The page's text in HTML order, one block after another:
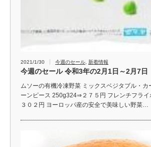
2021/1/30 今週のセール, 新着情報
今週のセール 令和3年の2月1日～2月7日
ムソーの有機冷凍野菜 ミックスベジタブル・カ
ーンピース 250g324⇒２７５円 フレンチフラ
３０２円 ヨーロッパ産の安全で美味しい野菜…